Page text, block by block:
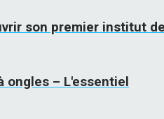
son premier institut
ongles – L'essentiel